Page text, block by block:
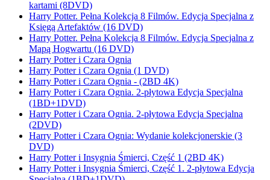
kartami (8DVD)
Harry Potter. Pełna Kolekcja 8 Filmów. Edycja Specjalna z
Księgą Artefaktów (16 DVD)
Harry Potter. Pełna Kolekcja 8 Filmów. Edycja Specjalna z
Mapą Hogwartu (16 DVD)
Harry Potter i Czara Ognia
Harry Potter i Czara Ognia (1 DVD)
Harry Potter i Czara Ognia - (2BD 4K)
Harry Potter i Czara Ognia. 2-płytowa Edycja Specjalna
(1BD+1DVD)
Harry Potter i Czara Ognia. 2-płytowa Edycja Specjalna
(2DVD)
Harry Potter i Czara Ognia: Wydanie kolekcjonerskie (3
DVD)
Harry Potter i Insygnia Śmierci, Część 1 (2BD 4K)
Harry Potter i Insygnia Śmierci, Część 1. 2-płytowa Edycja